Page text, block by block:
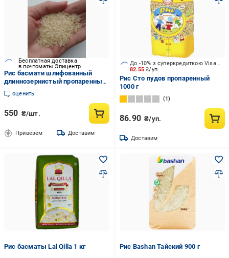
Бесплатная доставка
в почтоматы Эпицентр
Рис басмати шлифованный
длиннозернистый пропаренный
элитный сорт Пакистанский 2 кг
оценить
550 ₴/шт.
Привезём Доставим
82.55₴/уп.
До -10% з суперкредиткою Visa Вигода
Рис Сто пудов пропаренный
1000 г
1
86.90 ₴/уп.
Доставим
Рис басматы Lal Qilla 1 кг Рис Bashan Тайский 900 г